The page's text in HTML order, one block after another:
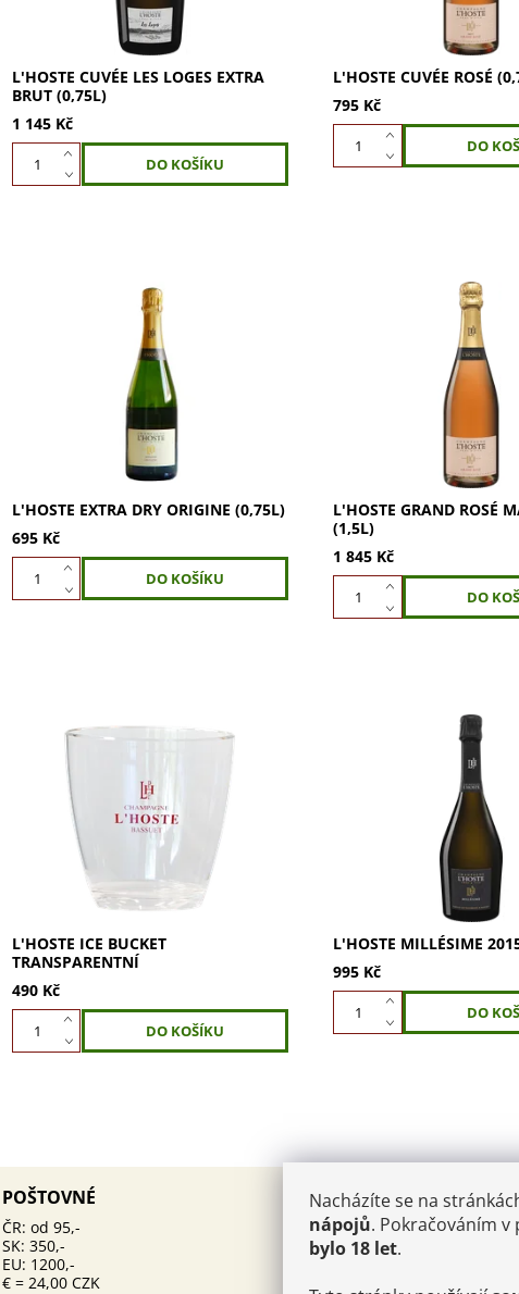
L'HOSTE CUVÉE LES LOGES EXTRA
BRUT (0,75L)
1 145 Kč
L'HOSTE CUVÉE ROSÉ
795 Kč
L'Hoste Extra Dry Origine (0,75l) s 30
% Pinot Noir a 70 % Chardonnay.
Vůně meruněk, broskví, citrónu a
medu. Kulatá, svěží chuť s tóny jablek
L'HOSTE EXTRA DRY ORIGINE (0,75L)
695 Kč
L'Hoste Grand Rosé
osvěžující víno s vůní
ovoce, citrusů a briošky.
ovocnou a šťavnatou
ovoce, karamelu...
L'HOSTE GRAND ROSÉ
(1,5L)
1 845 Kč
L'Hoste ice bucket transparentní –
dokonalý chlaďák na víno a
šampaňské. Elegantní průhledný
design pro každou oslavu. Naplňte
ledem a vodou a...
L'HOSTE ICE BUCKET
TRANSPARENTNÍ
490 Kč
L'Hoste Millésime 2015
Chardonnay s vůní
meruněk, medu a
Elegantní živá chuť s
L'HOSTE MILLÉSIME
995 Kč
POŠTOVNÉ
ČR: od 95,-
SK: 350,-
EU: 1200,-
€ = 24,00 CZK
AKTUALITY
12.10.2025 PÁROVÁNÍ
ŠAMPAŇSKÉHO: UMĚNÍ,
MUSÍTE OVLÁDNOUT
25.6.2024 Kam v
Nacházíte se na
nápojů. Pokračováním
bylo 18 let.